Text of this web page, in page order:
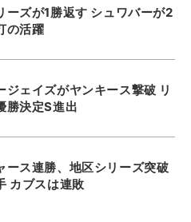
ーズが1勝返す シュワバーが2
の活躍
ジェイズがヤンキース撃破 リ
勝決定S進出
ース連勝、地区シリーズ突破
カブスは連敗